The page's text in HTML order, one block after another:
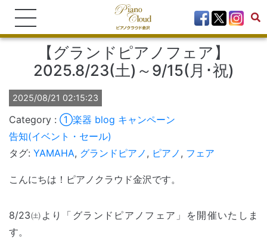
【グランドピアノフェア】
2025.8/23(土)～9/15(月･祝)
2025/08/21 02:15:23
①楽器 blog キャンペーン
告知(イベント・セール)
タグ: YAMAHA, グランドピアノ , ピアノ , フェア
こんにちは！ピアノクラウド金沢です。
8/23㈯より「グランドピアノフェア」を開催いたしま
す。